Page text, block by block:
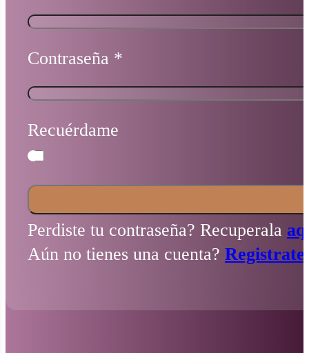
Contraseña *
Recuérdame
Perdiste tu contraseña? Recuperala
Aún no tienes una cuenta?